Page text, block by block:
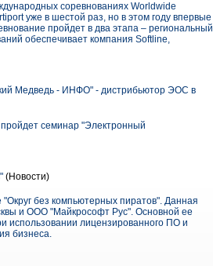
соревнованиях Worldwide
уже в шестой раз, но в этом году впервые
пройдет в два этапа – региональный
обеспечивает компания Softline,
Медведь - ИНФО" - дистрибьютор ЭОС в
семинар "Электронный
(Новости)
без компьютерных пиратов". Данная
и ООО "Майкрософт Рус". Основной ее
использовании лицензированного ПО и
бизнеса.